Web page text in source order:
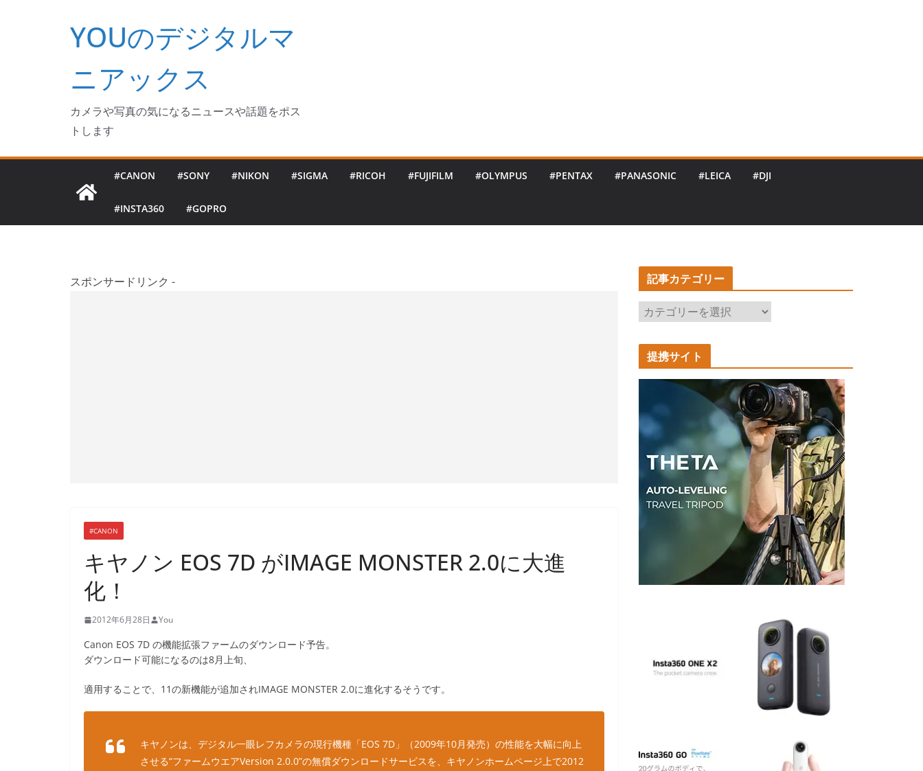
ッ
YOUのデジタルマ
ニアックス
カメラや写真の気になるニュースや話題をポス
トします
#CANON #SONY #NIKON #SIGMA #RICOH #FUJIFILM #OLYMPUS #PENTAX #PANASONIC #LEICA #DJI
#INSTA360 #GOPRO
スポンサードリンク -
#CANON
キヤノン EOS 7D がIMAGE MONSTER 2.0に大進
化！
2012年6月28日 You
Canon EOS 7D の機能拡張ファームのダウンロード予告。
ダウンロード可能になるのは8月上旬、
適用することで、11の新機能が追加されIMAGE MONSTER 2.0に進化するそうです。
キヤノンは、デジタル一眼レフカメラの現行機種「EOS 7D」（2009年10月発売）の性能を大幅に向上
させる“ファームウエアVersion 2.0.0”の無償ダウンロードサービスを、キヤノンホームページ上で2012
記事カテゴリー
記
事
カ
テ
ゴ
ー
提携サイト